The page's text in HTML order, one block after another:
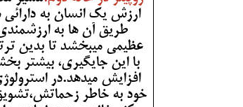
ارزش یک انسان به
طریق آن ها به ارزشمندی
عظیمی میبخشد تا بدین
با این جایگیری، بیشتر
افزایش میدهد.در
خود به خاطر